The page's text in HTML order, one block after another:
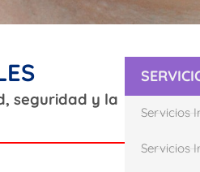
seguridad y la
Servicios
Servicios